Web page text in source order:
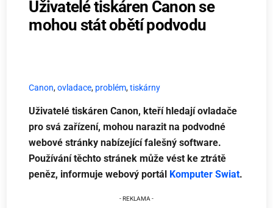
Uživatelé tiskáren Canon se
mohou stát obětí podvodu
Canon,ovladace, problém,tiskárny
Uživatelé tiskáren Canon, kteří hledají ovladače
pro svá zařízení, mohou narazit na podvodné
webové stránky nabízející falešný software.
Používání těchto stránek může vést ke ztrátě
peněz, informuje webový portál
Komputer Swiat.